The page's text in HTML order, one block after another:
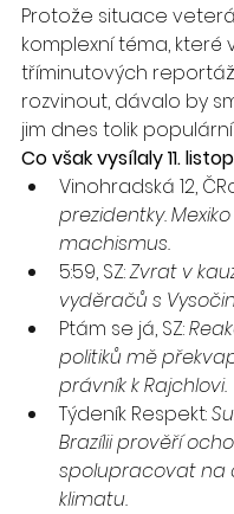
Protože situace
komplexní téma, které
tříminutových
rozvinout, dávalo by
jim dnes tolik
Co však vysílaly 11.
Vinohradská 12,
prezidentky.
machismus.
5:59, SZ: Zvrat v
vyděračů s
Ptám se já, SZ:
politiků mě
právník k Rajchlovi.
Týdeník Respekt:
Brazílii prověří
spolupracovat na
klimatu.